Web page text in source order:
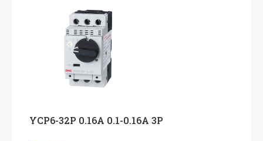
YCP6-32P 0.16A 0.1-0.16A 3P